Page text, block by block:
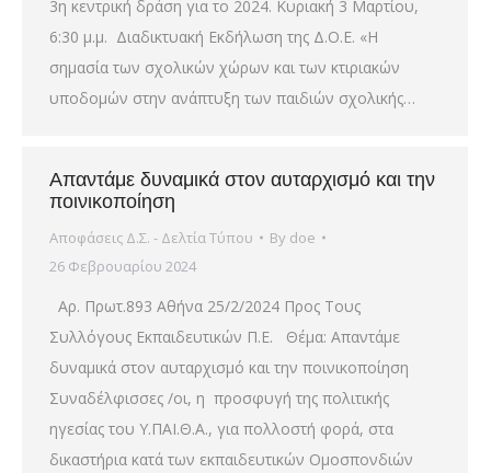
3η κεντρική δράση για το 2024. Κυριακή 3 Μαρτίου,
6:30 μ.μ. Διαδικτυακή Εκδήλωση της Δ.Ο.Ε. «Η
σημασία των σχολικών χώρων και των κτιριακών
υποδομών στην ανάπτυξη των παιδιών σχολικής…
Απαντάμε δυναμικά στον αυταρχισμό και την
ποινικοποίηση
Αποφάσεις Δ.Σ. - Δελτία Τύπου By doe
26 Φεβρουαρίου 2024
Αρ. Πρωτ.893 Αθήνα 25/2/2024 Προς Τους
Συλλόγους Εκπαιδευτικών Π.Ε. Θέμα: Απαντάμε
δυναμικά στον αυταρχισμό και την ποινικοποίηση
Συναδέλφισσες /οι, η προσφυγή της πολιτικής
ηγεσίας του Υ.ΠΑΙ.Θ.Α., για πολλοστή φορά, στα
δικαστήρια κατά των εκπαιδευτικών Ομοσπονδιών